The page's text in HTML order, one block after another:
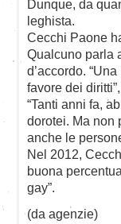
Dunque, da
leghista.
Cecchi Paone
Qualcuno parla
d’accordo.
favore dei
“Tanti anni fa,
dorotei. Ma non
anche le
Nel 2012,
buona
gay”.
(da agenzie)